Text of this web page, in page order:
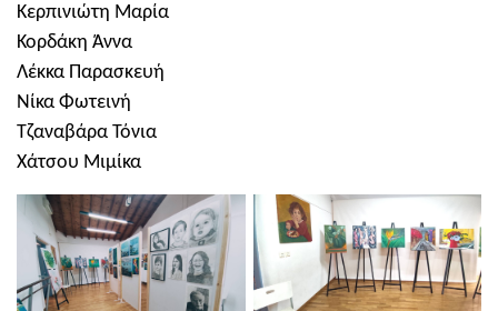
Κερπινιώτη Μαρία
Κορδάκη Άννα
Λέκκα Παρασκευή
Νίκα Φωτεινή
Τζαναβάρα Τόνια
Χάτσου Μιμίκα